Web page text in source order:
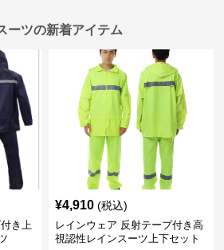
ーツの新着アイテム
き上
¥4,910 (税込)
レインウェア 反射テープ付き高
視認性レインスーツ上下セット